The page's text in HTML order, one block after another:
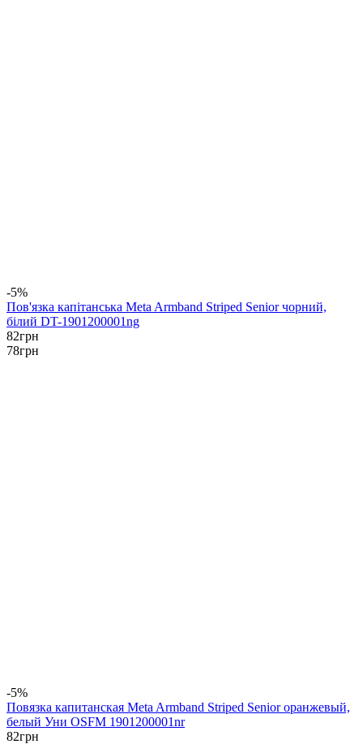
-5%
Пов'язка капітанська Meta Armband Striped Senior чорний,
білий DT-1901200001ng
82грн
78грн
-5%
Повязка капитанская Meta Armband Striped Senior оранжевый,
белый Уни OSFM 1901200001nr
82грн